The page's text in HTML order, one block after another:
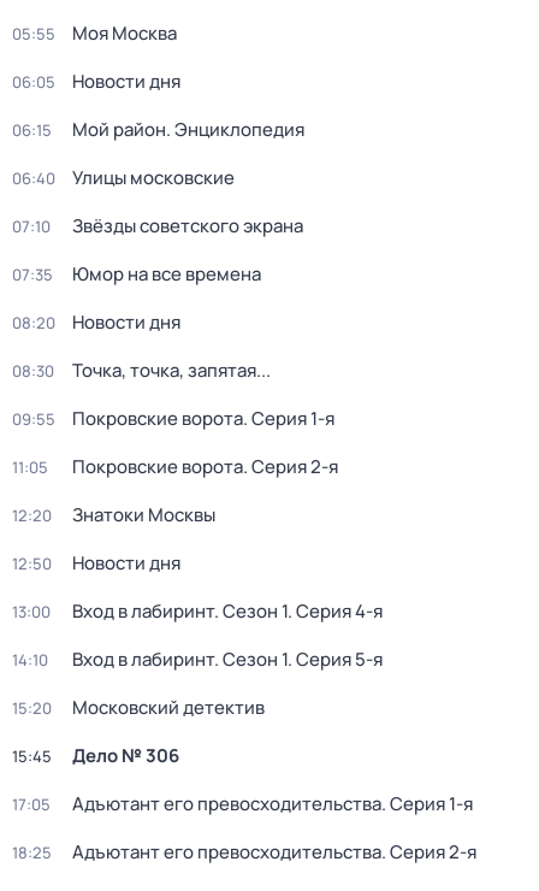
05:55 Моя Москва
06:05 Новости дня
06:15 Мой район. Энциклопедия
06:40 Улицы московские
07:10 Звёзды советского экрана
07:35 Юмор на все времена
08:20 Новости дня
08:30 Точка, точка, запятая...
09:55 Покровские ворота. Серия 1-я
11:05 Покровские ворота. Серия 2-я
12:20 Знатоки Москвы
12:50 Новости дня
13:00 Вход в лабиринт. Сезон 1. Серия 4-я
14:10 Вход в лабиринт. Сезон 1. Серия 5-я
15:20 Московский детектив
15:45 Дело № 306
17:05 Адъютант его превосходительства. Серия 1-я
18:25 Адъютант его превосходительства. Серия 2-я